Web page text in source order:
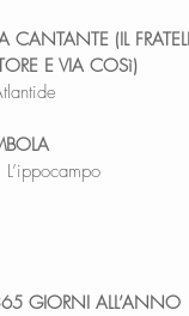
CANTANTE (IL
E VIA COSì)
GIORNI ALL’ANNO